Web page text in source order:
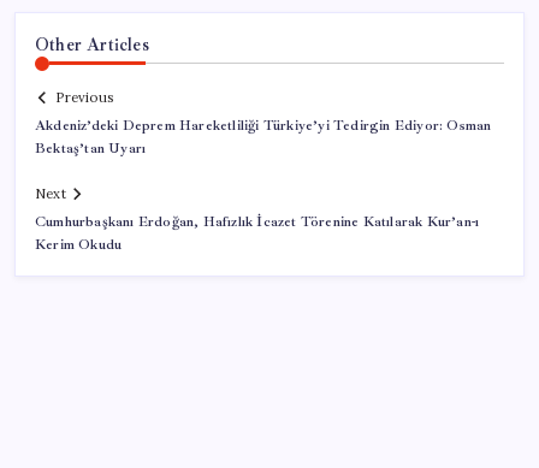
Other Articles
Previous
Akdeniz’deki Deprem Hareketliliği Türkiye’yi Tedirgin Ediyor: Osman
Bektaş’tan Uyarı
Next
Cumhurbaşkanı Erdoğan, Hafızlık İcazet Törenine Katılarak Kur’an-ı
Kerim Okudu